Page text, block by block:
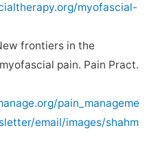
myofascial-
frontiers in the
pain. Pain Pract.
pain_manageme
email/images/shahm